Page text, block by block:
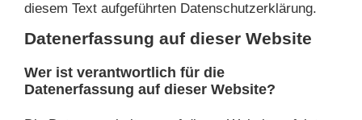
diesem Text aufgeführten Datenschutzerklärung.
Datenerfassung auf dieser Website
Wer ist verantwortlich für die
Datenerfassung auf dieser Website?